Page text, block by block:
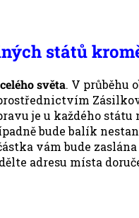
států
světa. V průběhu
je u každého
bude balík
vám bude
adresu místa